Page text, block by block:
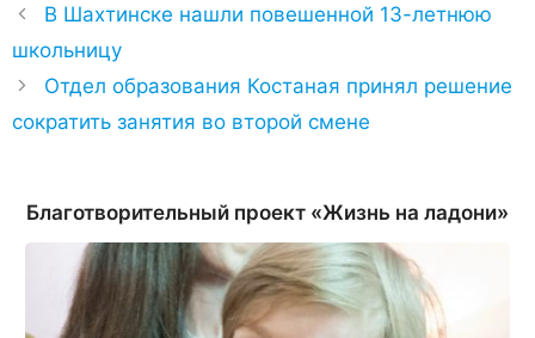
В Шахтинске нашли повешенной 13-летнюю
школьницу
Отдел образования Костаная принял решение
сократить занятия во второй смене
Благотворительный проект «Жизнь на ладони»